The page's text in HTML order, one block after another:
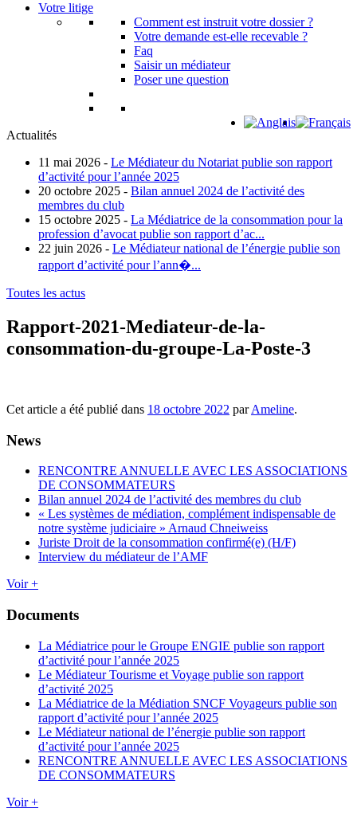
Votre litige
Comment est instruit votre dossier ?
Votre demande est-elle recevable ?
Faq
Saisir un médiateur
Poser une question
Actualités
11 mai 2026 - Le Médiateur du Notariat publie son rapport
d’activité pour l’année 2025
20 octobre 2025 - Bilan annuel 2024 de l’activité des
membres du club
15 octobre 2025 - La Médiatrice de la consommation pour la
profession d’avocat publie son rapport d’ac...
22 juin 2026 - Le Médiateur national de l’énergie publie son
rapport d’activité pour l’ann�...
Toutes les actus
Rapport-2021-Mediateur-de-la-
consommation-du-groupe-La-Poste-3
Cet article a été publié dans 18 octobre 2022 parAmeline.
News
RENCONTRE ANNUELLE AVEC LES ASSOCIATIONS
DE CONSOMMATEURS
Bilan annuel 2024 de l’activité des membres du club
« Les systèmes de médiation, complément indispensable de
notre système judiciaire » Arnaud Chneiweiss
Juriste Droit de la consommation confirmé(e) (H/F)
Interview du médiateur de l’AMF
Voir +
Documents
La Médiatrice pour le Groupe ENGIE publie son rapport
d’activité pour l’année 2025
Le Médiateur Tourisme et Voyage publie son rapport
d’activité 2025
La Médiatrice de la Médiation SNCF Voyageurs publie son
rapport d’activité pour l’année 2025
Le Médiateur national de l’énergie publie son rapport
d’activité pour l’année 2025
RENCONTRE ANNUELLE AVEC LES ASSOCIATIONS
DE CONSOMMATEURS
Voir +